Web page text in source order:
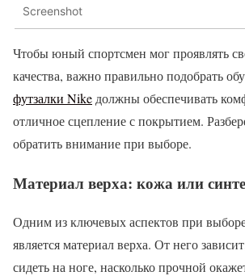
Screenshot
Чтобы юный спортсмен мог проявлять
качества, важно правильно подобрать
футзалки Nike должны обеспечивать
отличное сцепление с покрытием.
обратить внимание при выборе.
Материал верха: кожа или
Одним из ключевых аспектов при
является материал верха. От него
сидеть на ноге, насколько прочной